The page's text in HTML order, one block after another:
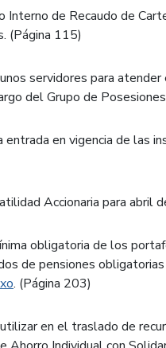
de Recaudo de
(Página 115)
servidores para
del Grupo de
en vigencia de las
Accionaria para abril
obligatoria de los
de pensiones obligatorias
. (Página 203)
en el traslado de